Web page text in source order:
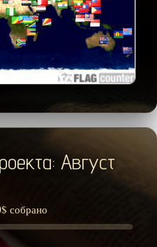
Август
собрано